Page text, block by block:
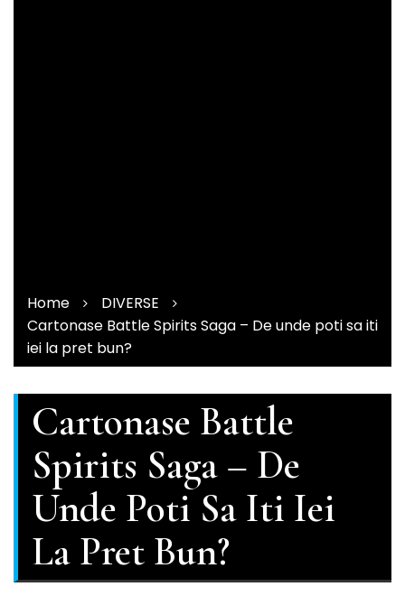
Home
DIVERSE
Cartonase Battle Spirits Saga – De unde poti sa iti
iei la pret bun?
Cartonase Battle
Spirits Saga – De
Unde Poti Sa Iti Iei
La Pret Bun?